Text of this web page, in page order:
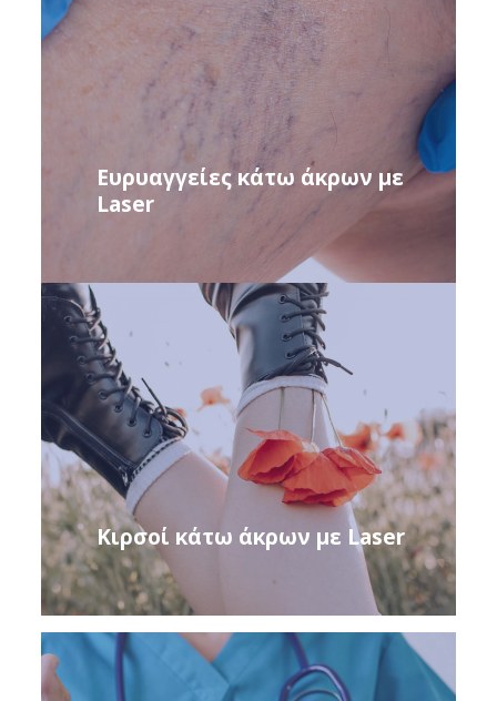
Eυρυαγγείες κάτω άκρων με
Laser
Κιρσοί κάτω άκρων με Laser